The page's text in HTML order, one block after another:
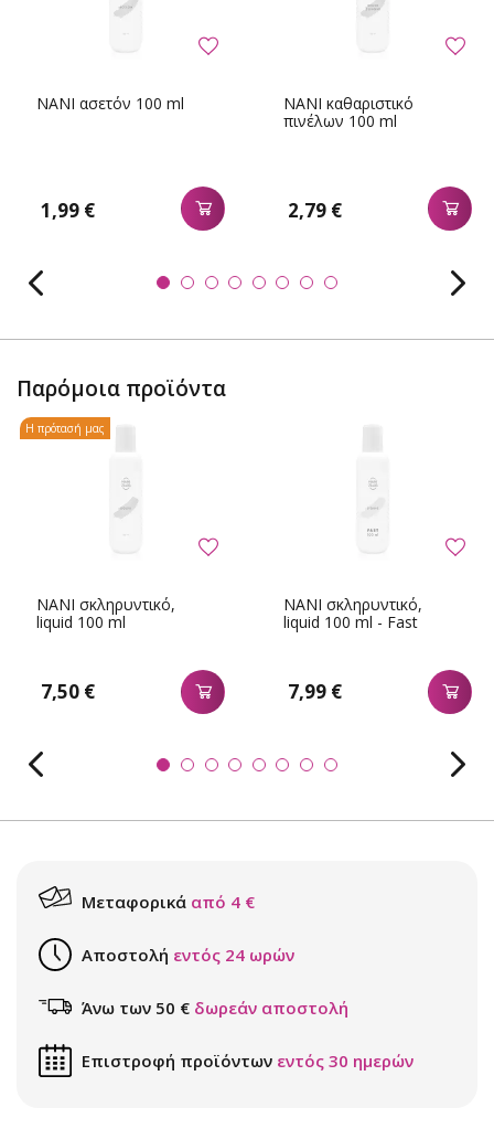
NANI ασετόν 100 ml
1,99 €
NANI καθαριστικό
πινέλων 100 ml
2,79 €
Παρόμοια προϊόντα
NANI σκληρυντικό,
liquid 100 ml
7,50 €
Η πρότασή μας
NANI σκληρυντικό,
liquid 100 ml - Fast
7,99 €
Μεταφορικά από 4 €
Αποστολή εντός 24 ωρών
Άνω των 50 € δωρεάν αποστολή
Επιστροφή προϊόντων εντός 30 ημερών